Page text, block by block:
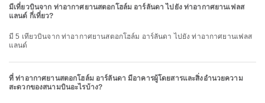
มีเที่ยวบินจาก ท่าอากาศยานสตอกโฮล์ม อาร์ลันดา ไปยัง ท่าอากาศยานเฟลส
แลนด์ กี่เที่ยว?
มี 5 เที่ยวบินจาก ท่าอากาศยานสตอกโฮล์ม อาร์ลันดา ไปยัง ท่าอากาศยานเฟลส
แลนด์
ที่ ท่าอากาศยานสตอกโฮล์ม อาร์ลันดา มีอาคารผู้โดยสารและสิ่งอำนวยความ
สะดวกของสนามบินอะไรบ้าง?